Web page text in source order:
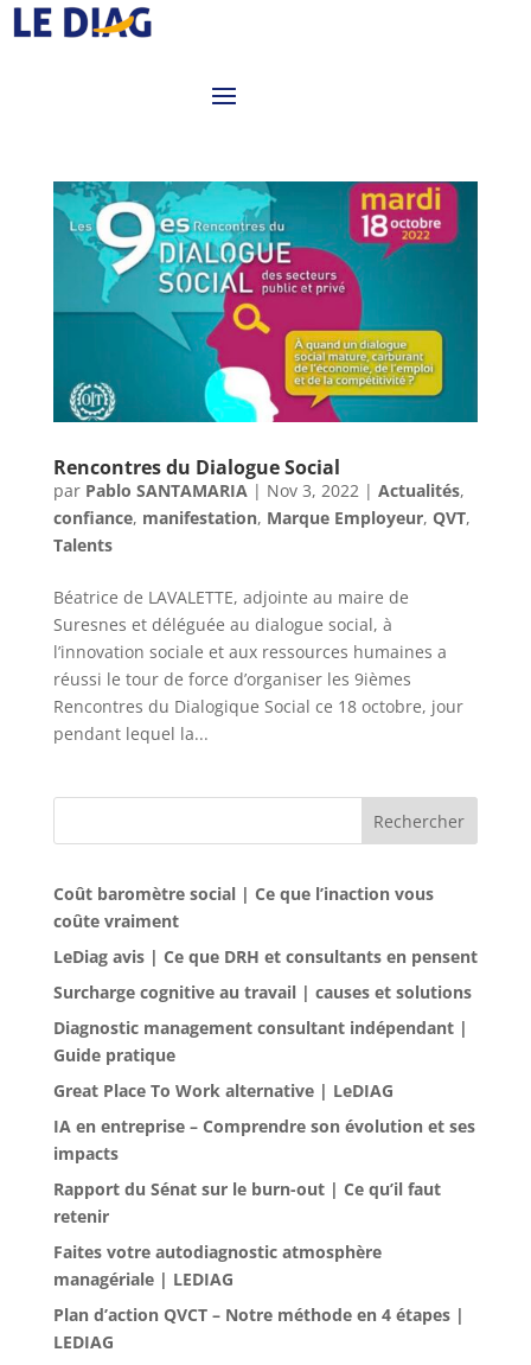
Rencontres du Dialogue Social
par Pablo SANTAMARIA| Nov 3, 2022| Actualités,
confiance, manifestation, Marque Employeur, QVT,
Talents
Béatrice de LAVALETTE, adjointe au maire de
Suresnes et déléguée au dialogue social, à
l’innovation sociale et aux ressources humaines a
réussi le tour de force d’organiser les 9ièmes
Rencontres du Dialogique Social ce 18 octobre, jour
pendant lequel la...
Rechercher
Coût baromètre social | Ce que l’inaction vous
coûte vraiment
LeDiag avis | Ce que DRH et consultants en pensent
Surcharge cognitive au travail | causes et solutions
Diagnostic management consultant indépendant |
Guide pratique
Great Place To Work alternative | LeDIAG
IA en entreprise – Comprendre son évolution et ses
impacts
Rapport du Sénat sur le burn-out | Ce qu’il faut
retenir
Faites votre autodiagnostic atmosphère
managériale | LEDIAG
Plan d’action QVCT – Notre méthode en 4 étapes |
LEDIAG